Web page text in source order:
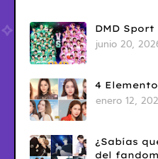
DMD
junio 20,
4
enero 12,
¿Sabías
del